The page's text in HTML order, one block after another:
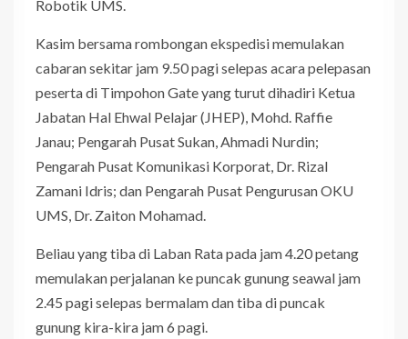
Robotik UMS.
Kasim bersama rombongan ekspedisi memulakan
cabaran sekitar jam 9.50 pagi selepas acara pelepasan
peserta di Timpohon Gate yang turut dihadiri Ketua
Jabatan Hal Ehwal Pelajar (JHEP), Mohd. Raffie
Janau; Pengarah Pusat Sukan, Ahmadi Nurdin;
Pengarah Pusat Komunikasi Korporat, Dr. Rizal
Zamani Idris; dan Pengarah Pusat Pengurusan OKU
UMS, Dr. Zaiton Mohamad.
Beliau yang tiba di Laban Rata pada jam 4.20 petang
memulakan perjalanan ke puncak gunung seawal jam
2.45 pagi selepas bermalam dan tiba di puncak
gunung kira-kira jam 6 pagi.